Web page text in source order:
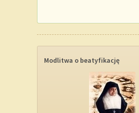
Modlitwa o beatyfikację